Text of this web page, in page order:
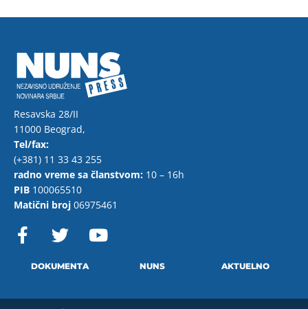
Resavska 28/II
11000 Beograd,
Tel/fax:
(+381) 11 33 43 255
radno vreme sa članstvom: 10 – 16h
PIB 100065510
Matični broj 06975461
F
a w
t
o
DOKUMENTA NUNS AKTUELNO